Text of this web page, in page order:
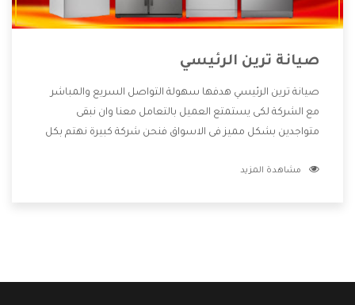
صيانة ترين الرئيسي
صيانة ترين الرئيسي هدفها سهولة التواصل السريع والمباشر
مع الشركة لكى يستمتع العميل بالتعامل معنا وان نبقى
متواجدين بشكل مميز فى الاسواق فنحن شركة كبيرة نهتم بكل
الشركة بها والتى تكون منها خدمة الصيانة التى تكون من أهم
مشاهدة المزيد